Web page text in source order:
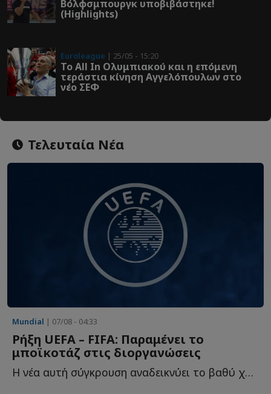
Βόλφσμπουργκ υποβιβάστηκε!
(Highlights)
Euroleague | 25/05 - 15:20
Το All In Ολυμπιακού και η επόμενη
τεράστια κίνηση Αγγελόπουλων στο
νέο ΣΕΦ
Τελευταία Νέα
Mundial | 07/08 - 04:33
Ρήξη UEFA – FIFA: Παραμένει το
μποϊκοτάζ στις διοργανώσεις
Η νέα αυτή σύγκρουση αναδεικνύει το βαθύ χάσμα που ε...